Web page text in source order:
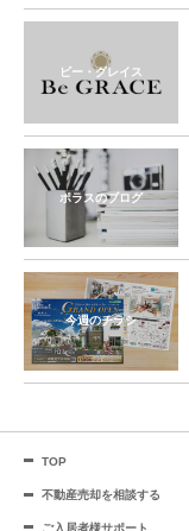
ビー・グレイス
ポラスのブログ
今週のチラシ
TOP
不動産売却を相談する
ご入居者様サポート